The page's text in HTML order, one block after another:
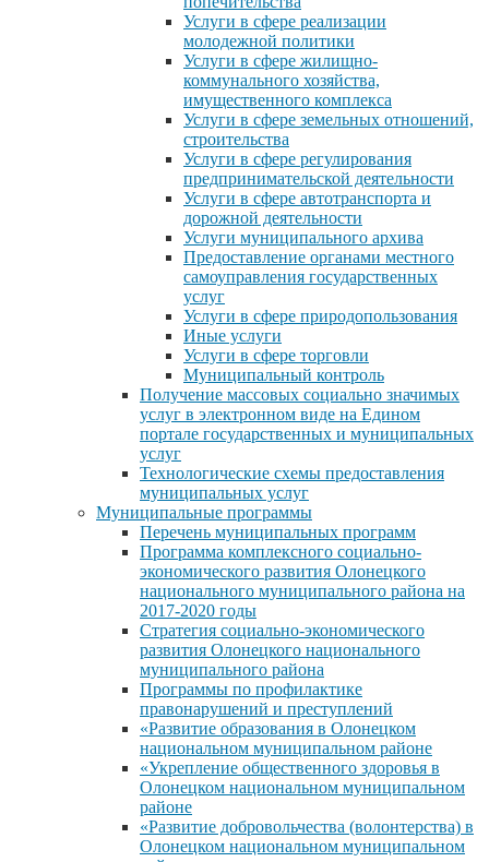
Услуги в сфере реализации
молодежной политики
Услуги в сфере жилищно-
коммунального хозяйства,
имущественного комплекса
Услуги в сфере земельных отношений,
строительства
Услуги в сфере регулирования
предпринимательской деятельности
Услуги в сфере автотранспорта и
дорожной деятельности
Услуги муниципального архива
Предоставление органами местного
самоуправления государственных
услуг
Услуги в сфере природопользования
Иные услуги
Услуги в сфере торговли
Муниципальный контроль
Получение массовых социально значимых
услуг в электронном виде на Едином
портале государственных и муниципальных
услуг
Технологические схемы предоставления
муниципальных услуг
Муниципальные программы
Перечень муниципальных программ
Программа комплексного социально-
экономического развития Олонецкого
национального муниципального района на
2017-2020 годы
Стратегия социально-экономического
развития Олонецкого национального
муниципального района
Программы по профилактике
правонарушений и преступлений
«Развитие образования в Олонецком
национальном муниципальном районе
«Укрепление общественного здоровья в
Олонецком национальном муниципальном
районе
«Развитие добровольчества (волонтерства) в
Олонецком национальном муниципальном